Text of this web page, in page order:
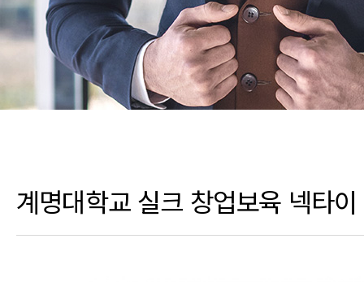
계명대학교 실크 창업보육 넥타이